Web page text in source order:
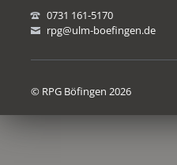
0731 161-5170
rpg@ulm-boefingen.de
© RPG Böfingen 2026